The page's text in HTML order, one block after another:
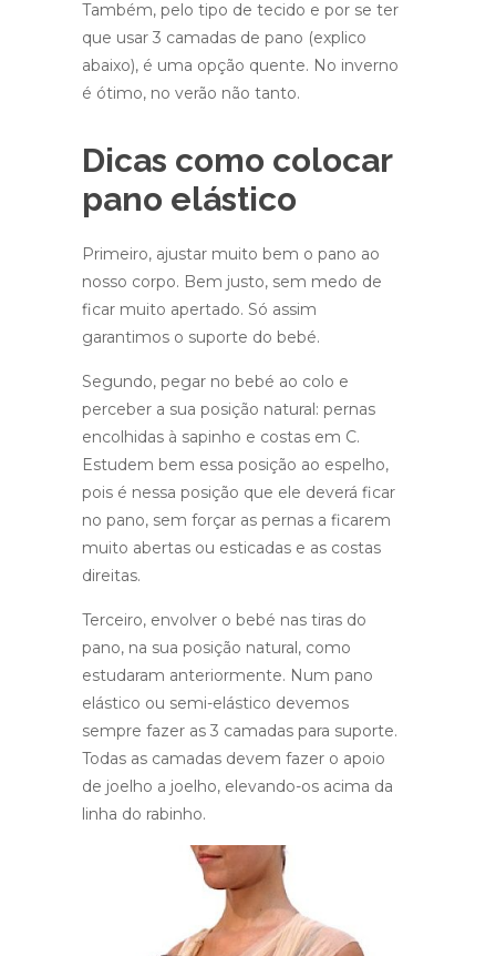
Também, pelo tipo de tecido e por se ter
que usar 3 camadas de pano (explico
abaixo), é uma opção quente. No inverno
é ótimo, no verão não tanto.
Dicas como colocar
pano elástico
Primeiro, ajustar muito bem o pano ao
nosso corpo. Bem justo, sem medo de
ficar muito apertado. Só assim
garantimos o suporte do bebé.
Segundo, pegar no bebé ao colo e
perceber a sua posição natural: pernas
encolhidas à sapinho e costas em C.
Estudem bem essa posição ao espelho,
pois é nessa posição que ele deverá ficar
no pano, sem forçar as pernas a ficarem
muito abertas ou esticadas e as costas
direitas.
Terceiro, envolver o bebé nas tiras do
pano, na sua posição natural, como
estudaram anteriormente. Num pano
elástico ou semi-elástico devemos
sempre fazer as 3 camadas para suporte.
Todas as camadas devem fazer o apoio
de joelho a joelho, elevando-os acima da
linha do rabinho.